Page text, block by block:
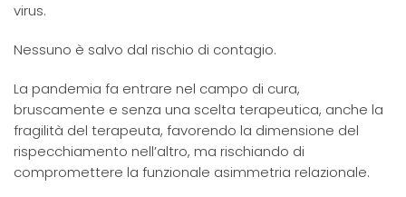
virus.
Nessuno è salvo dal rischio di contagio.
La pandemia fa entrare nel campo di cura,
bruscamente e senza una scelta terapeutica, anche la
fragilità del terapeuta, favorendo la dimensione del
rispecchiamento nell’altro, ma rischiando di
compromettere la funzionale asimmetria relazionale.